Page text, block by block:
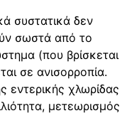
συστατικά δεν
σωστά από το
(που βρίσκεται
σε ανισορροπία.
εντερικής χλωρίδας
μετεωρισμός